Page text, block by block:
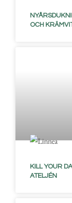
OCH
KILL YOUR
ATELJÉN